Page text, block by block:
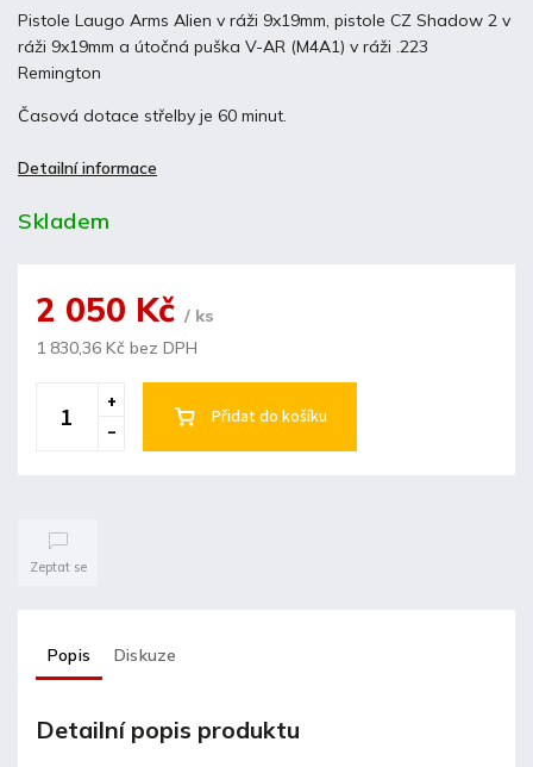
Pistole Laugo Arms Alien v ráži 9x19mm, pistole CZ Shadow 2 v
ráži 9x19mm a útočná puška V-AR (M4A1) v ráži .223
Remington
Časová dotace střelby je 60 minut.
Detailní informace
Skladem
2 050 Kč / ks
1 830,36 Kč bez DPH
Přidat do košíku
Zeptat se
Popis Diskuze
Detailní popis produktu